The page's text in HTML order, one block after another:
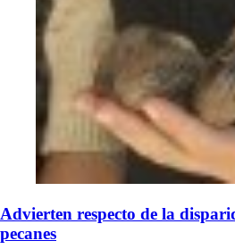
Advierten respecto de la
pecanes